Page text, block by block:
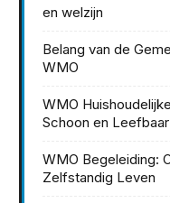
en welzijn
Belang van de
WMO
WMO
Schoon en
WMO Begeleiding:
Zelfstandig Leven